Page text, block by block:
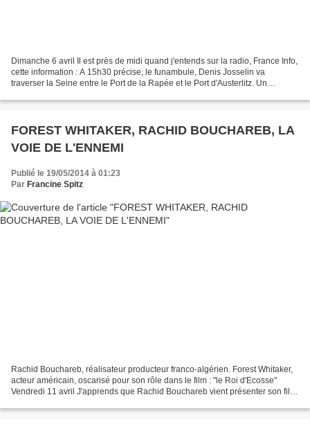
Dimanche 6 avril Il est près de midi quand j'entends sur la radio, France Info,
cette information : A 15h30 précise, le funambule, Denis Josselin va
traverser la Seine entre le Port de la Rapée et le Port d'Austerlitz. Un
FOREST WHITAKER, RACHID BOUCHAREB, LA
VOIE DE L'ENNEMI
Publié le 19/05/2014 à 01:23
Par Francine Spitz
Rachid Bouchareb, réalisateur producteur franco-algérien. Forest Whitaker,
acteur américain, oscarisé pour son rôle dans le film : "le Roi d'Ecosse"
Vendredi 11 avril J'apprends que Rachid Bouchareb vient présenter son film